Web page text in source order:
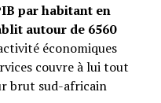
par habitant en
autour de 6560
économiques
couvre à lui tout
brut sud-africain